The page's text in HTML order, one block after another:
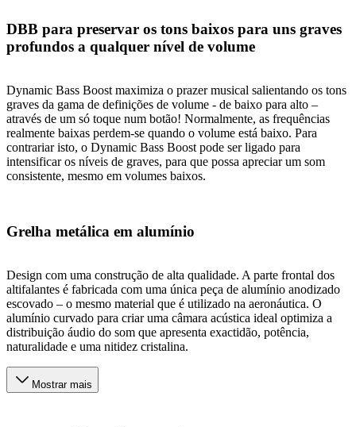
DBB para preservar os tons baixos para uns graves
profundos a qualquer nível de volume
Dynamic Bass Boost maximiza o prazer musical salientando os tons
graves da gama de definições de volume - de baixo para alto –
através de um só toque num botão! Normalmente, as frequências
realmente baixas perdem-se quando o volume está baixo. Para
contrariar isto, o Dynamic Bass Boost pode ser ligado para
intensificar os níveis de graves, para que possa apreciar um som
consistente, mesmo em volumes baixos.
Grelha metálica em alumínio
Design com uma construção de alta qualidade. A parte frontal dos
altifalantes é fabricada com uma única peça de alumínio anodizado
escovado – o mesmo material que é utilizado na aeronáutica. O
alumínio curvado para criar uma câmara acústica ideal optimiza a
distribuição áudio do som que apresenta exactidão, potência,
naturalidade e uma nitidez cristalina.
Mostrar mais